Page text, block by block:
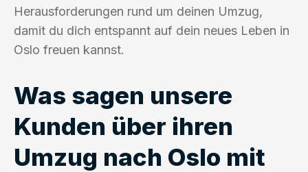
Herausforderungen rund um deinen Umzug,
damit du dich entspannt auf dein neues Leben in
Oslo freuen kannst.
Was sagen unsere
Kunden über ihren
Umzug nach Oslo mit